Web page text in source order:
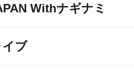
Withナギナミ
ブ